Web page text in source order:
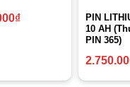
₫
PIN
10 AH
PIN 365)